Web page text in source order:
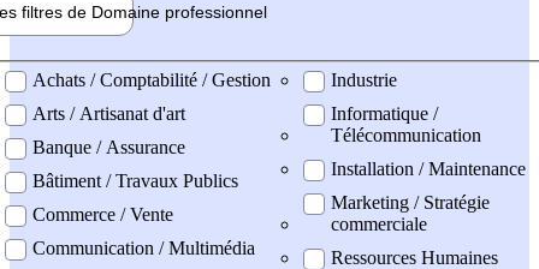
filtres de Domaine professionnel
professionel
Achats / Comptabilité / Gestion
Arts / Artisanat d'art
Banque / Assurance
Bâtiment / Travaux Publics
Commerce / Vente
Communication / Multimédia
Industrie
Informatique /
Télécommunication
Installation / Maintenance
Marketing / Stratégie
commerciale
Ressources Humaines